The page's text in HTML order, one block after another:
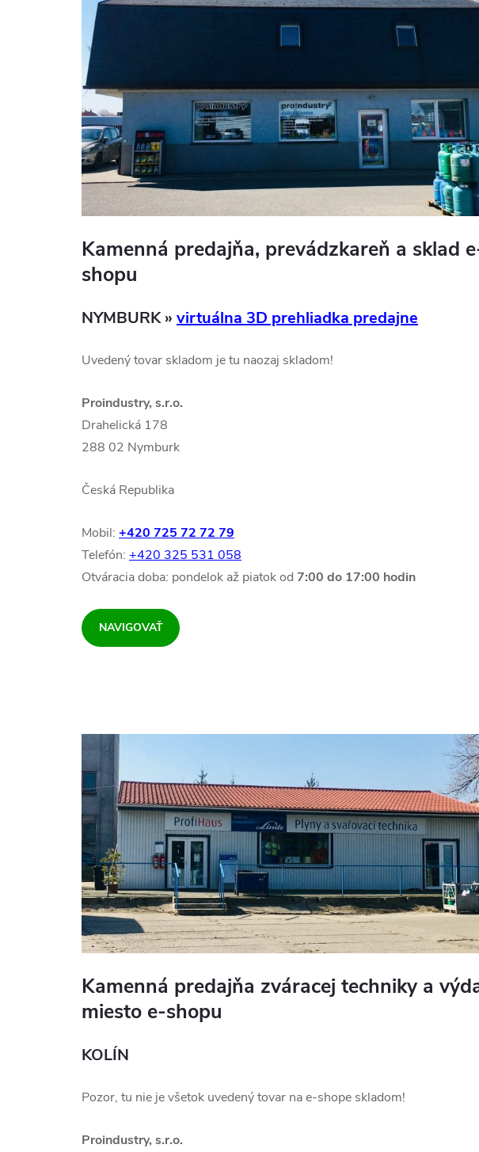
Kamenná predajňa, prevádzkareň a sklad
shopu
NYMBURK» virtuálna 3D prehliadka predajne
Uvedený tovar skladom je tu naozaj skladom!
Proindustry, s.r.o.
Drahelická 178
288 02 Nymburk
Česká Republika
Mobil: +420 725 72 72 79
Telefón: +420 325 531 058
Otváracia doba: pondelok až piatok od 7:00 do 17:00 hodin
NAVIGOVAŤ
Kamenná predajňa zváracej techniky a
miesto e-shopu
KOLÍN
Pozor, tu nie je všetok uvedený tovar na e-shope skladom!
Proindustry, s.r.o.